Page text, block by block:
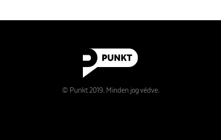
© Punkt 2019. Minden jog védve.